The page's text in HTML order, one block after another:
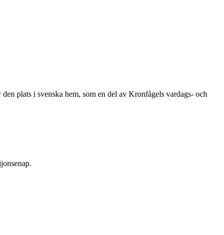
plats i svenska hem, som en del av Kronfågels vardags- och